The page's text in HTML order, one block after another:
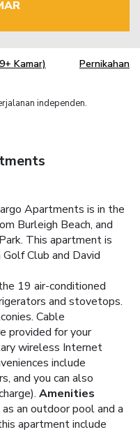
Kamar) Pernikahan
independen.
Apartments is in the
Burleigh Beach, and
This apartment is
Club and David
19 air-conditioned
and stovetops.
Cable
provided for your
wireless Internet
include
and you can also
Amenities
an outdoor pool and a
apartment include